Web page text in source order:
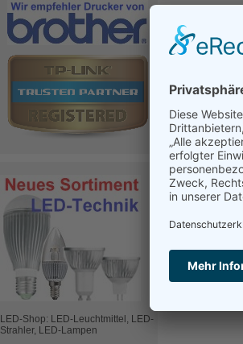
LED-Shop: LED-Leuchtmittel, LED-
Strahler, LED-Lampen